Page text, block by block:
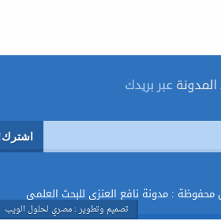
: مدونة نافع العنزي للبحث العلمي
تصميم وتطوير : مصري لحلول الويب